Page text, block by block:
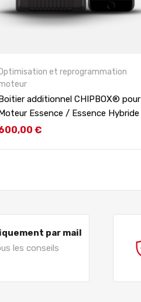
et reprogrammation
additionnel CHIPBOX® pour
Essence / Essence Hybride
€
par mail
les conseils